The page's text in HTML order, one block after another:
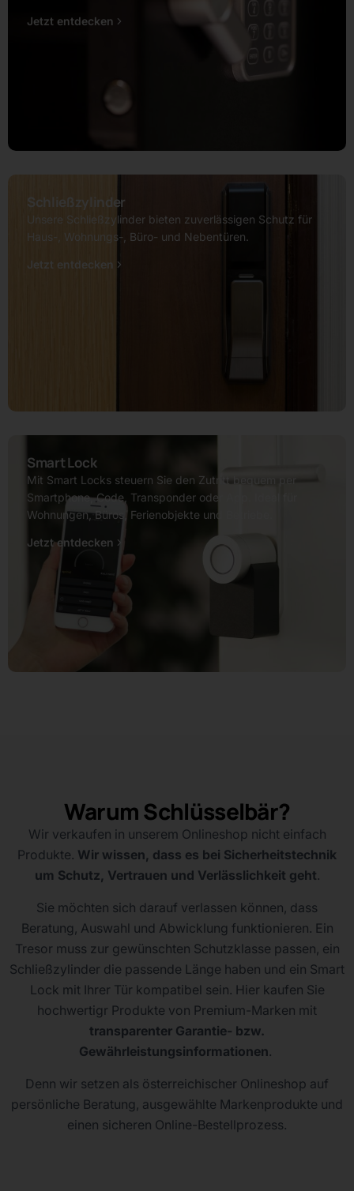
Jetzt entdecken
Schließzylinder
Unsere Schließzylinder bieten zuverlässigen Schutz für
Haus-, Wohnungs-, Büro- und Nebentüren.
Jetzt entdecken
Smart Lock
Mit Smart Locks steuern Sie den Zutritt bequem per
Smartphone, Code, Transponder oder App. Ideal für
Wohnungen, Büros, Ferienobjekte und Betriebe.
Jetzt entdecken
Warum Schlüsselbär?
Wir verkaufen in unserem Onlineshop nicht einfach
Produkte. Wir wissen, dass es bei Sicherheitstechnik
um Schutz, Vertrauen und Verlässlichkeit geht.
Sie möchten sich darauf verlassen können, dass
Beratung, Auswahl und Abwicklung funktionieren. Ein
Tresor muss zur gewünschten Schutzklasse passen, ein
Schließzylinder die passende Länge haben und ein Smart
Lock mit Ihrer Tür kompatibel sein. Hier kaufen Sie
hochwertigr Produkte von Premium-Marken mit
transparenter Garantie- bzw.
Gewährleistungsinformationen.
Denn wir setzen als österreichischer Onlineshop auf
persönliche Beratung, ausgewählte Markenprodukte und
einen sicheren Online-Bestellprozess.